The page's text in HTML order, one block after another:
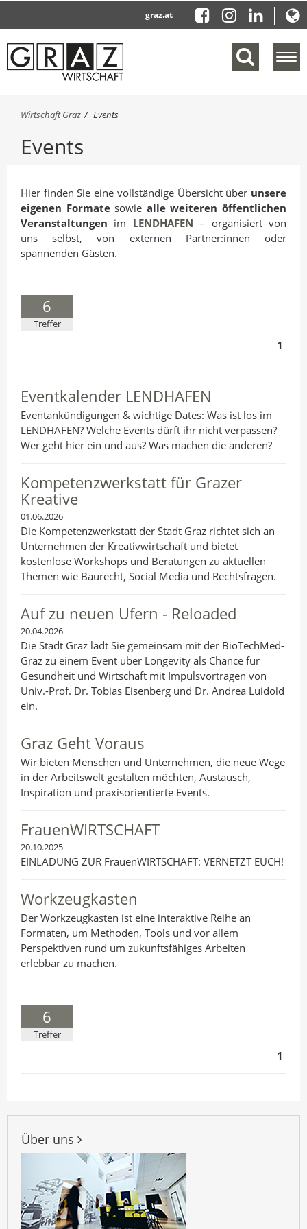
graz.at
M
e
e
S
e
s
d
h
i
e
r
:
Wirtschaft Graz Events
Events
Hier finden Sie eine vollständige Übersicht über unsere
eigenen Formatesowie alle weiteren öffentlichen
Veranstaltungen im LENDHAFEN – organisiert von
uns selbst, von externen Partner:innen oder
spannenden Gästen.
6
Treffer
1
Eventkalender LENDHAFEN
Eventankündigungen & wichtige Dates: Was ist los im
LENDHAFEN? Welche Events dürft ihr nicht verpassen?
Wer geht hier ein und aus? Was machen die anderen?
Kompetenzwerkstatt für Grazer
Kreative
01.06.2026
Die Kompetenzwerkstatt der Stadt Graz richtet sich an
Unternehmen der Kreativwirtschaft und bietet
kostenlose Workshops und Beratungen zu aktuellen
Themen wie Baurecht, Social Media und Rechtsfragen.
Auf zu neuen Ufern - Reloaded
20.04.2026
Die Stadt Graz lädt Sie gemeinsam mit der BioTechMed-
Graz zu einem Event über Longevity als Chance für
Gesundheit und Wirtschaft mit Impulsvorträgen von
Univ.-Prof. Dr. Tobias Eisenberg und Dr. Andrea Luidold
ein.
Graz Geht Voraus
Wir bieten Menschen und Unternehmen, die neue Wege
in der Arbeitswelt gestalten möchten, Austausch,
Inspiration und praxisorientierte Events.
FrauenWIRTSCHAFT
20.10.2025
EINLADUNG ZUR FrauenWIRTSCHAFT: VERNETZT EUCH!
Workzeugkasten
Der Workzeugkasten ist eine interaktive Reihe an
Formaten, um Methoden, Tools und vor allem
Perspektiven rund um zukunftsfähiges Arbeiten
erlebbar zu machen.
6
Treffer
1
Über uns